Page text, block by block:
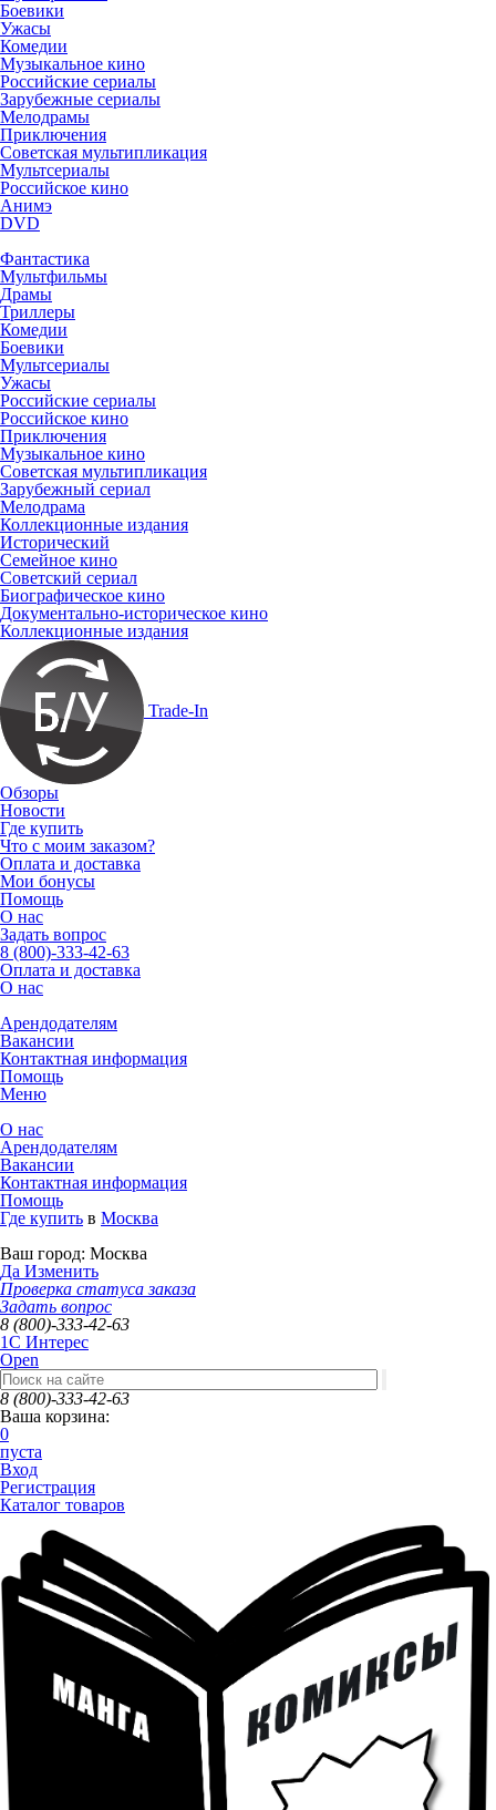
Боевики
Ужасы
Комедии
Музыкальное кино
Российские сериалы
Зарубежные сериалы
Мелодрамы
Приключения
Советская мультипликация
Мультсериалы
Российское кино
Анимэ
DVD
Фантастика
Мультфильмы
Драмы
Триллеры
Комедии
Боевики
Мультсериалы
Ужасы
Российские сериалы
Российское кино
Приключения
Музыкальное кино
Советская мультипликация
Зарубежный сериал
Мелодрама
Коллекционные издания
Исторический
Семейное кино
Советский сериал
Биографическое кино
Документально-историческое кино
Коллекционные издания
Trade-In
Обзоры
Новости
Где купить
Что с моим заказом?
Оплата и доставка
Мои бонусы
Помощь
О нас
Задать вопрос
8 (800)-333-42-63
Оплата и доставка
О нас
Арендодателям
Вакансии
Контактная информация
Помощь
Меню
О нас
Арендодателям
Вакансии
Контактная информация
Помощь
Где купить в Москва
Ваш город: Москва
Да Изменить
Проверка статуса заказа
Задать вопрос
8 (800)-333-42-63
1C Интерес
Open
8 (800)-333-42-63
Ваша корзина:
0
пуста
Вход
Регистрация
Каталог товаров